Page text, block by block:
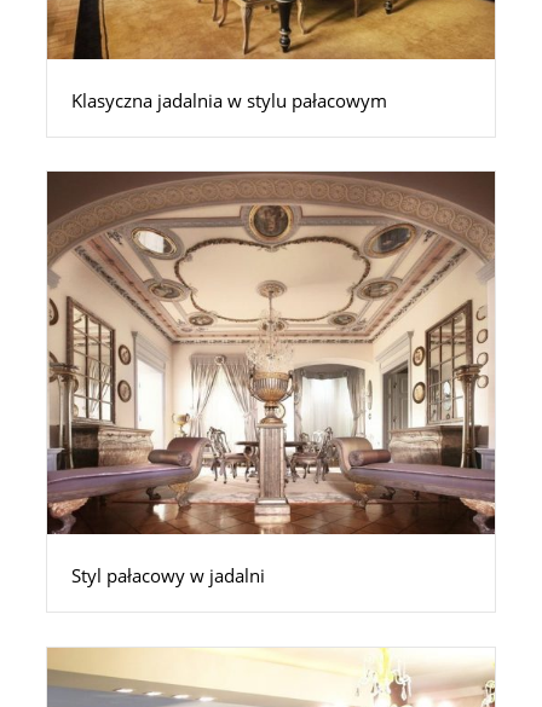
Klasyczna jadalnia w stylu pałacowym
Styl pałacowy w jadalni